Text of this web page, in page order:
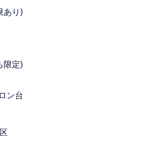
あり)
限定)
ン台